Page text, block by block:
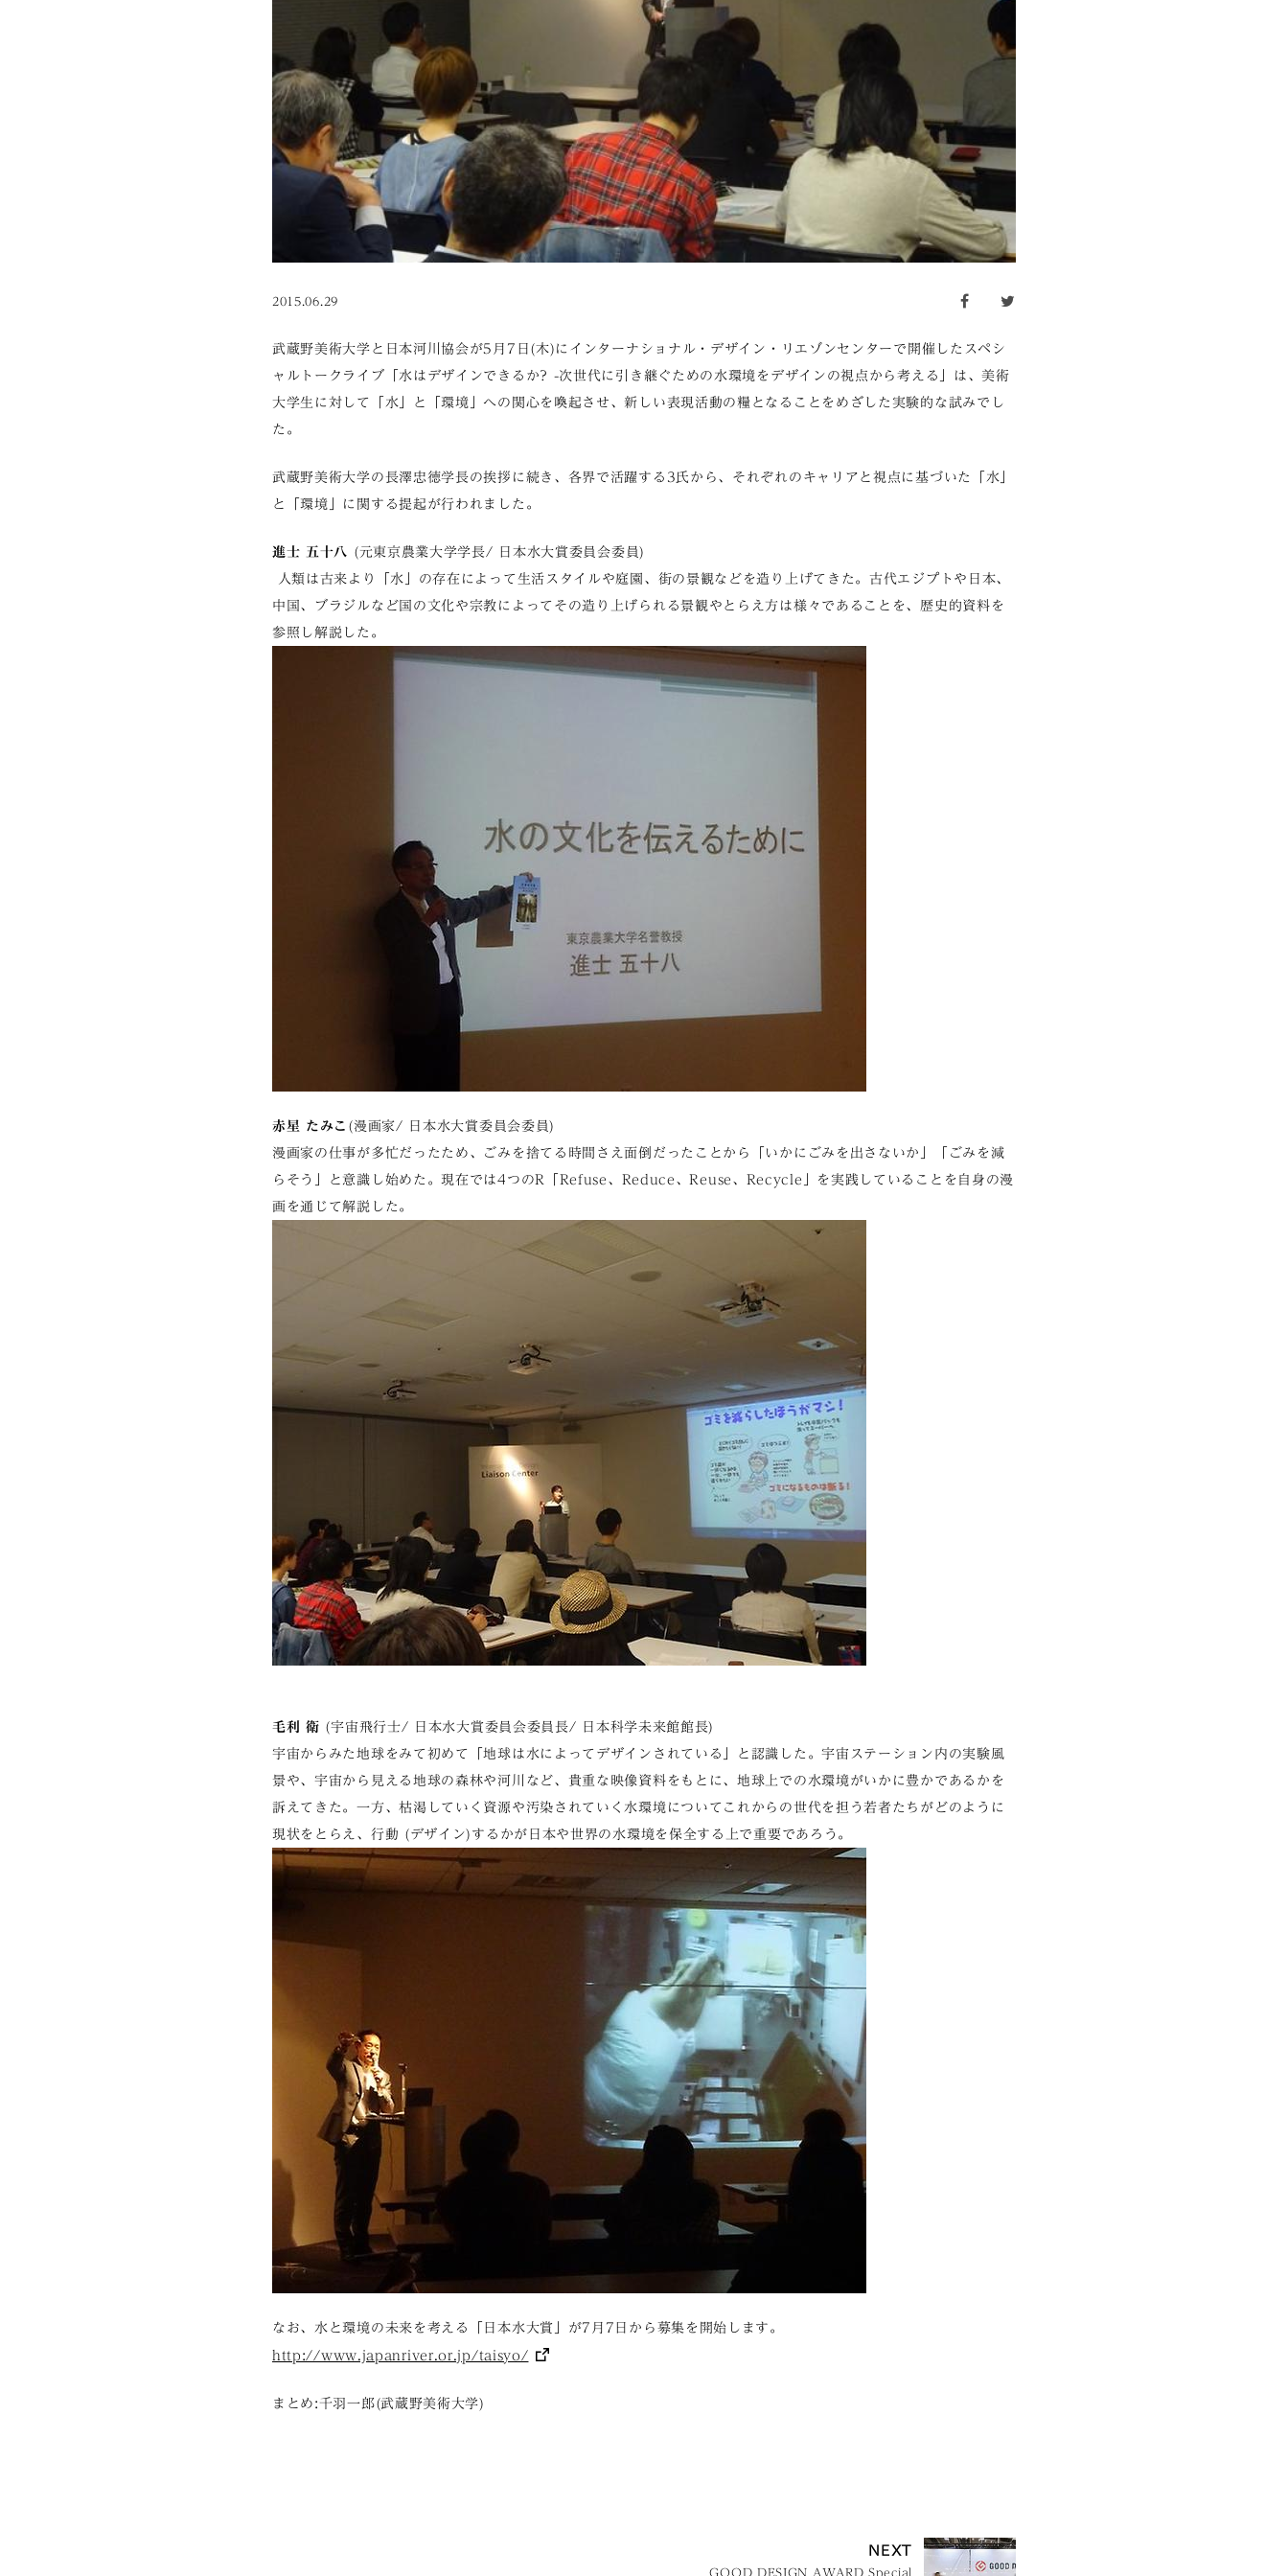
2015.06.29 facebook
武蔵野美術大学と日本河川協会が5月7日(木)にインターナショナル・デザイン・リエゾンセンターで開催したスペシ
ャルトークライブ「水はデザインできるか? -次世代に引き継ぐための水環境をデザインの視点から考える」は、美術
大学生に対して「水」と「環境」への関心を喚起させ、新しい表現活動の糧となることをめざした実験的な試みでし
た。
武蔵野美術大学の長澤忠徳学長の挨拶に続き、各界で活躍する3氏から、それぞれのキャリアと視点に基づいた「水」
と「環境」に関する提起が行われました。
進士 五十八 (元東京農業大学学長/ 日本水大賞委員会委員)
人類は古来より「水」の存在によって生活スタイルや庭園、街の景観などを造り上げてきた。古代エジプトや日本、
中国、ブラジルなど国の文化や宗教によってその造り上げられる景観やとらえ方は様々であることを、歴史的資料を
参照し解説した。
赤星 たみこ (漫画家/ 日本水大賞委員会委員)
漫画家の仕事が多忙だったため、ごみを捨てる時間さえ面倒だったことから「いかにごみを出さないか」「ごみを減
らそう」と意識し始めた。現在では4つのR「Refuse、Reduce、Reuse、Recycle」を実践していることを自身の漫
画を通じて解説した。
毛利 衛 (宇宙飛行士/ 日本水大賞委員会委員長/ 日本科学未来館館長)
宇宙からみた地球をみて初めて「地球は水によってデザインされている」と認識した。宇宙ステーション内の実験風
景や、宇宙から見える地球の森林や河川など、貴重な映像資料をもとに、地球上での水環境がいかに豊かであるかを
訴えてきた。一方、枯渇していく資源や汚染されていく水環境についてこれからの世代を担う若者たちがどのように
現状をとらえ、行動 (デザイン)するかが日本や世界の水環境を保全する上で重要であろう。
なお、水と環境の未来を考える「日本水大賞」が7月7日から募集を開始します。
http://www.japanriver.or.jp/taisyo/
まとめ:千羽一郎(武蔵野美術大学)
NEXT
GOOD DESIGN AWARD Special